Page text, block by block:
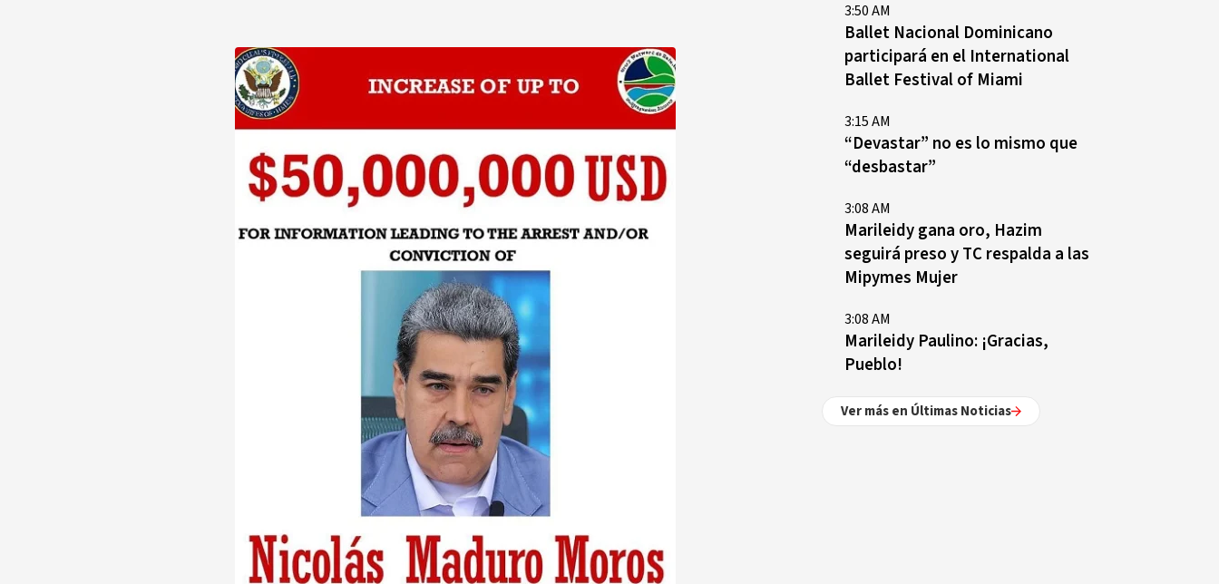
3:50 AM
Ballet Nacional Dominicano
participará en el International
Ballet Festival of Miami
3:15 AM
“Devastar” no es lo mismo que
“desbastar”
3:08 AM
Marileidy gana oro, Hazim
seguirá preso y TC respalda a las
Mipymes Mujer
3:08 AM
Marileidy Paulino: ¡Gracias,
Pueblo!
Ver más en Últimas Noticias